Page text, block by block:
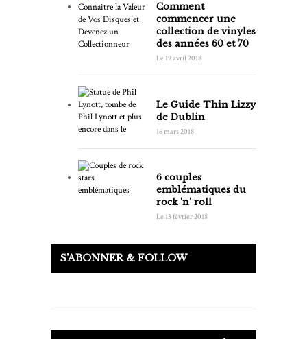
Comment
commencer une
collection de vinyles
des années 60 et 70
Le 19 avril 2018
Le Guide Thin Lizzy
de Dublin
16 mars 2018
6 couples
emblématiques du
rock 'n' roll
Le 13 février 2018
S'ABONNER & FOLLOW